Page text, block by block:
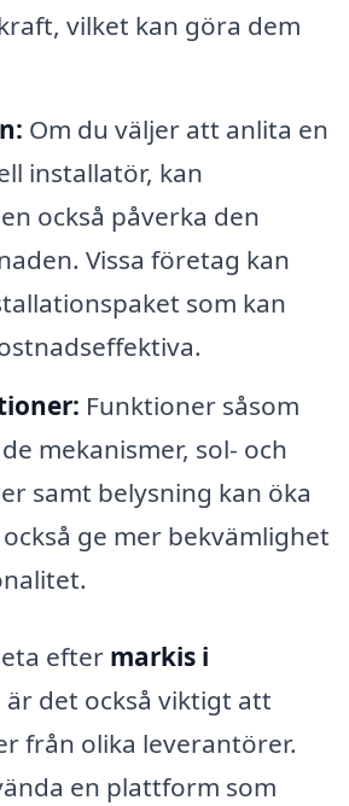
vilket kan göra dem
Om du väljer att anlita en
installatör, kan
också påverka den
Vissa företag kan
som kan
Funktioner såsom
mekanismer, sol- och
samt belysning kan öka
ge mer bekvämlighet
efter markis i
är det också viktigt att
från olika leverantörer.
en plattform som